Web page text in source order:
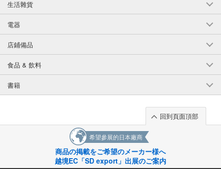
生活雜貨
電器
店鋪備品
食品 & 飲料
書籍
回到頁面頂部
希望參展的日本廠商
商品の掲載をご希望のメーカー様へ
越境EC「SD export」出展のご案内